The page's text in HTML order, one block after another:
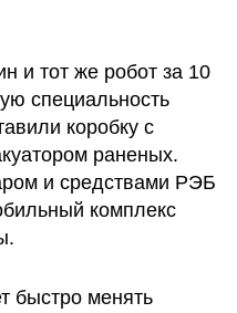
и тот же робот за 10
специальность
коробку с
раненых.
и средствами РЭБ
комплекс
быстро менять